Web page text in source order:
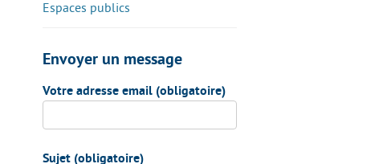
Espaces publics
Envoyer un message
Votre adresse email (obligatoire)
Sujet (obligatoire)